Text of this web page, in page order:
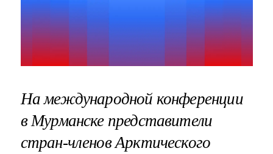
На международной конференции
в Мурманске представители
стран-членов Арктического